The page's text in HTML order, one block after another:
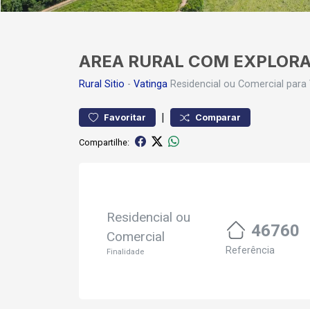
AREA RURAL COM
Rural Sitio - Vatinga Residencial ou Comercial
Favoritar | Comparar
Compartilhe:
Residencial ou
Comercial
Finalidade
46760
Referência